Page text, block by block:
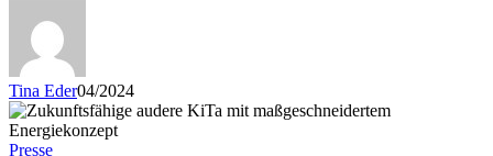
Tina Eder04/2024
Presse